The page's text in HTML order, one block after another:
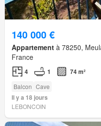
140 000 €
Appartement à 78250,
France
4 1 74 m²
Balcon Cave
Il y a 18 jours
LEBONCOIN